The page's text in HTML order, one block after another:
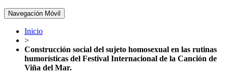
Navegación Móvil
Inicio
>
Construcción social del sujeto homosexual en las rutinas
humorísticas del Festival Internacional de la Canción de
Viña del Mar.